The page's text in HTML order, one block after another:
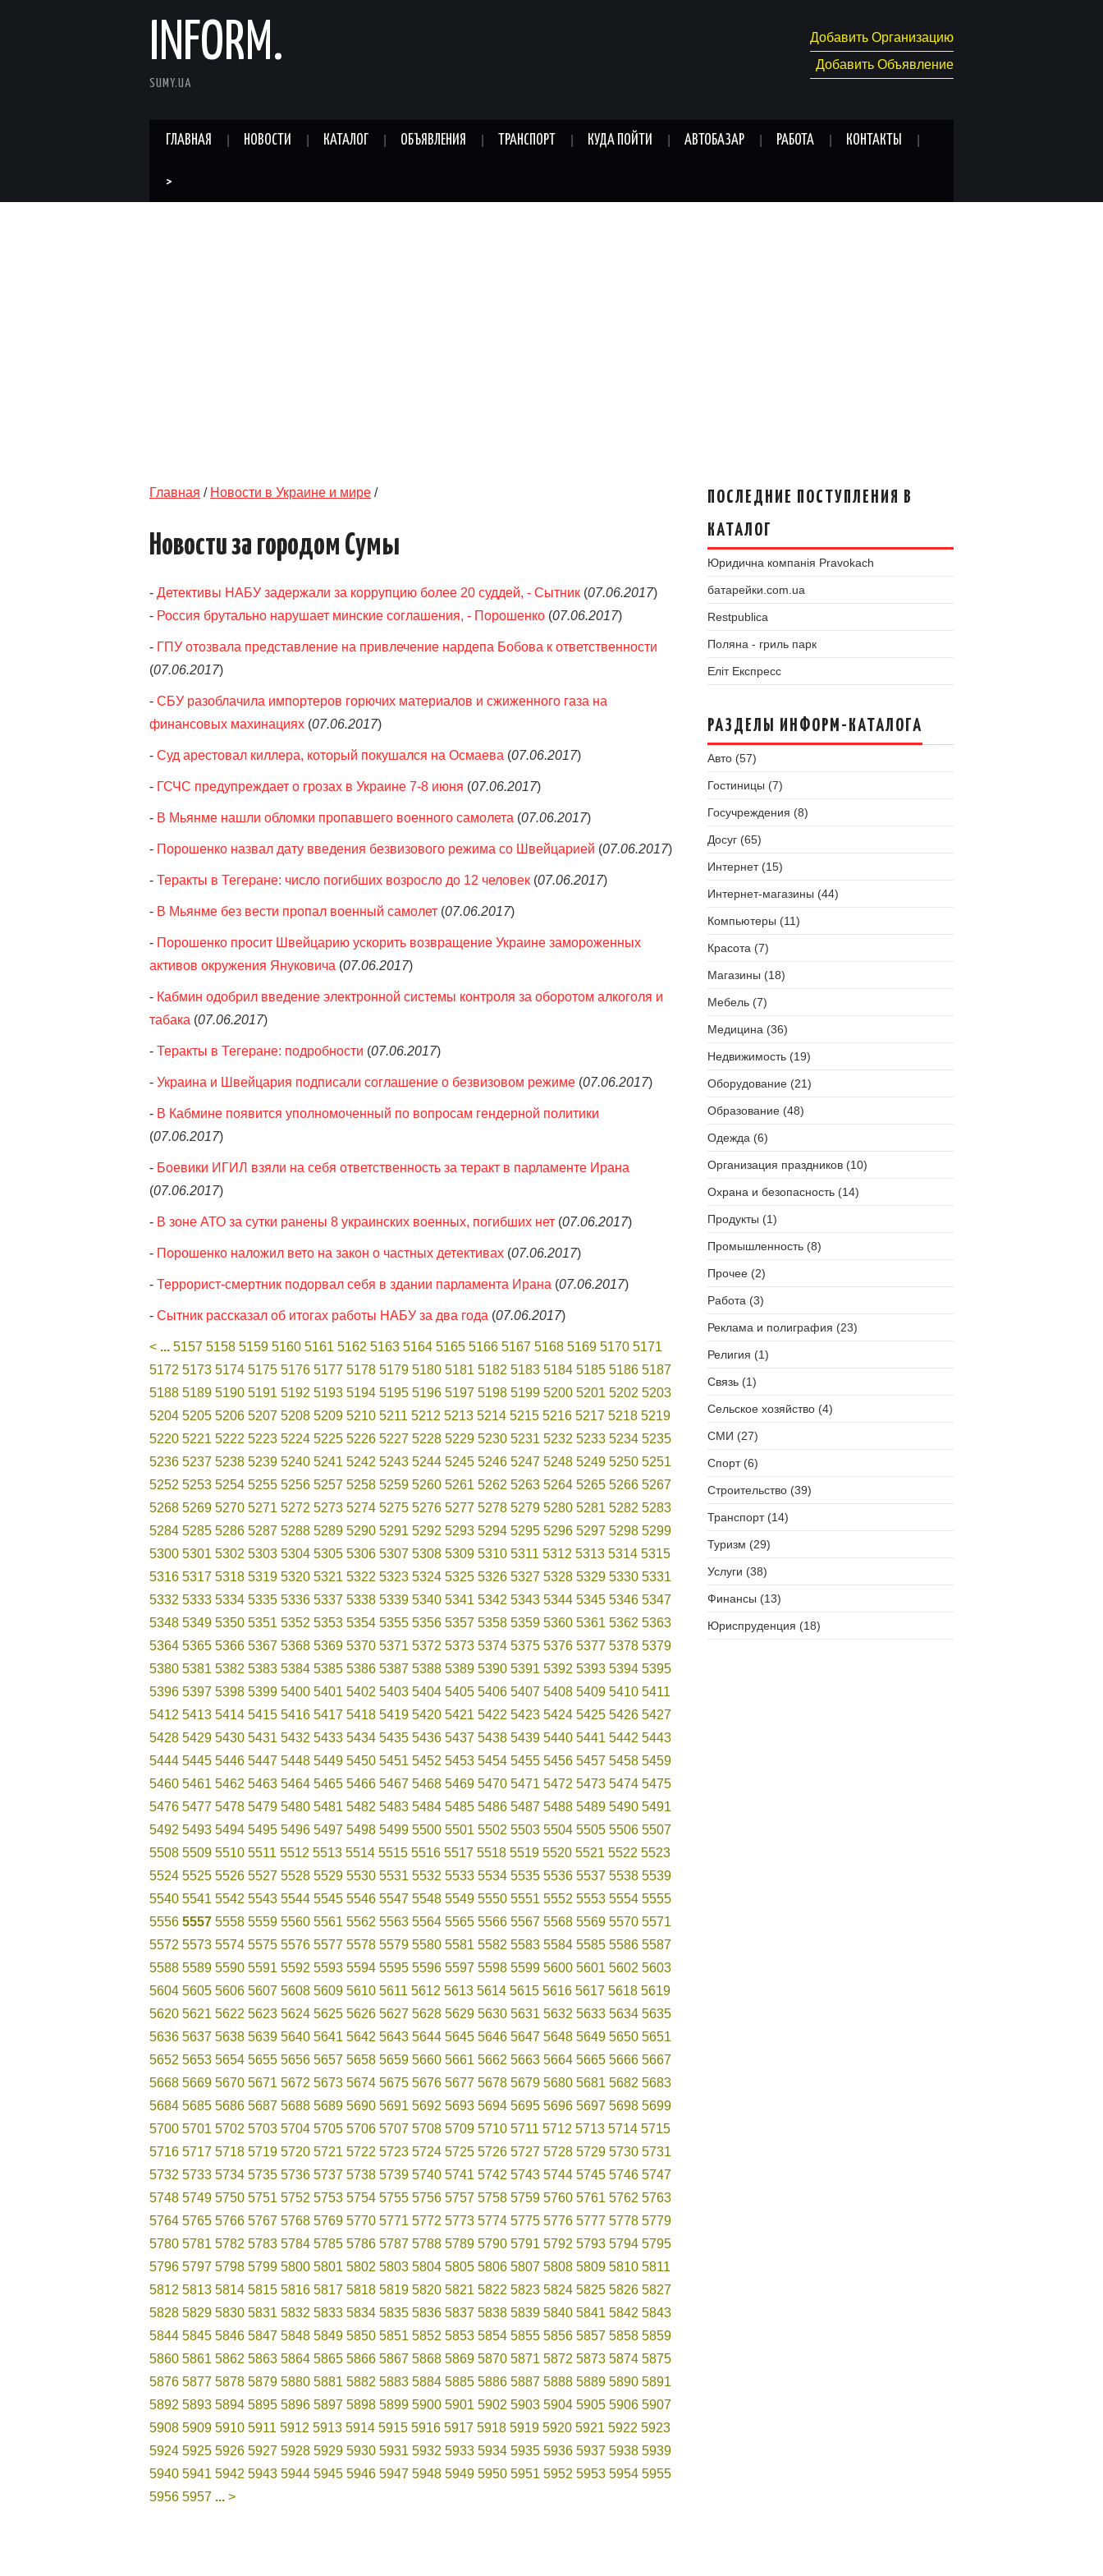
INFORM.
SUMY.UA
Добавить Организацию
Добавить Объявление
ГЛАВНАЯ НОВОСТИ КАТАЛОГ ОБЪЯВЛЕНИЯ ТРАНСПОРТ КУДА ПОЙТИ АВТОБАЗАР РАБОТА КОНТАКТЫ
>
Главная / Новости в Украине и мире /
Новости за городом Сумы
- Детективы НАБУ задержали за коррупцию более 20 суддей, - Сытник (07.06.2017)
- Россия брутально нарушает минские соглашения, - Порошенко (07.06.2017)
- ГПУ отозвала представление на привлечение нардепа Бобова к ответственности
(07.06.2017)
- СБУ разоблачила импортеров горючих материалов и сжиженного газа на
финансовых махинациях (07.06.2017)
- Суд арестовал киллера, который покушался на Осмаева (07.06.2017)
- ГСЧС предупреждает о грозах в Украине 7-8 июня (07.06.2017)
- В Мьянме нашли обломки пропавшего военного самолета (07.06.2017)
- Порошенко назвал дату введения безвизового режима со Швейцарией (07.06.2017)
- Теракты в Тегеране: число погибших возросло до 12 человек (07.06.2017)
- В Мьянме без вести пропал военный самолет (07.06.2017)
- Порошенко просит Швейцарию ускорить возвращение Украине замороженных
активов окружения Януковича (07.06.2017)
- Кабмин одобрил введение электронной системы контроля за оборотом алкоголя и
табака (07.06.2017)
- Теракты в Тегеране: подробности (07.06.2017)
- Украина и Швейцария подписали соглашение о безвизовом режиме (07.06.2017)
- В Кабмине появится уполномоченный по вопросам гендерной политики
(07.06.2017)
- Боевики ИГИЛ взяли на себя ответственность за теракт в парламенте Ирана
(07.06.2017)
- В зоне АТО за сутки ранены 8 украинских военных, погибших нет (07.06.2017)
- Порошенко наложил вето на закон о частных детективах (07.06.2017)
- Террорист-смертник подорвал себя в здании парламента Ирана (07.06.2017)
- Сытник рассказал об итогах работы НАБУ за два года (07.06.2017)
< ... 5157 5158 5159 5160 5161 5162 5163 5164 5165 5166 5167 5168 5169 5170 5171
5172 5173 5174 5175 5176 5177 5178 5179 5180 5181 5182 5183 5184 5185 5186 5187
5188 5189 5190 5191 5192 5193 5194 5195 5196 5197 5198 5199 5200 5201 5202 5203
5204 5205 5206 5207 5208 5209 5210 5211 5212 5213 5214 5215 5216 5217 5218 5219
5220 5221 5222 5223 5224 5225 5226 5227 5228 5229 5230 5231 5232 5233 5234 5235
5236 5237 5238 5239 5240 5241 5242 5243 5244 5245 5246 5247 5248 5249 5250 5251
5252 5253 5254 5255 5256 5257 5258 5259 5260 5261 5262 5263 5264 5265 5266 5267
5268 5269 5270 5271 5272 5273 5274 5275 5276 5277 5278 5279 5280 5281 5282 5283
5284 5285 5286 5287 5288 5289 5290 5291 5292 5293 5294 5295 5296 5297 5298 5299
5300 5301 5302 5303 5304 5305 5306 5307 5308 5309 5310 5311 5312 5313 5314 5315
5316 5317 5318 5319 5320 5321 5322 5323 5324 5325 5326 5327 5328 5329 5330 5331
5332 5333 5334 5335 5336 5337 5338 5339 5340 5341 5342 5343 5344 5345 5346 5347
5348 5349 5350 5351 5352 5353 5354 5355 5356 5357 5358 5359 5360 5361 5362 5363
5364 5365 5366 5367 5368 5369 5370 5371 5372 5373 5374 5375 5376 5377 5378 5379
5380 5381 5382 5383 5384 5385 5386 5387 5388 5389 5390 5391 5392 5393 5394 5395
5396 5397 5398 5399 5400 5401 5402 5403 5404 5405 5406 5407 5408 5409 5410 5411
5412 5413 5414 5415 5416 5417 5418 5419 5420 5421 5422 5423 5424 5425 5426 5427
5428 5429 5430 5431 5432 5433 5434 5435 5436 5437 5438 5439 5440 5441 5442 5443
5444 5445 5446 5447 5448 5449 5450 5451 5452 5453 5454 5455 5456 5457 5458 5459
5460 5461 5462 5463 5464 5465 5466 5467 5468 5469 5470 5471 5472 5473 5474 5475
5476 5477 5478 5479 5480 5481 5482 5483 5484 5485 5486 5487 5488 5489 5490 5491
5492 5493 5494 5495 5496 5497 5498 5499 5500 5501 5502 5503 5504 5505 5506 5507
5508 5509 5510 5511 5512 5513 5514 5515 5516 5517 5518 5519 5520 5521 5522 5523
5524 5525 5526 5527 5528 5529 5530 5531 5532 5533 5534 5535 5536 5537 5538 5539
5540 5541 5542 5543 5544 5545 5546 5547 5548 5549 5550 5551 5552 5553 5554 5555
5556 5557 5558 5559 5560 5561 5562 5563 5564 5565 5566 5567 5568 5569 5570 5571
5572 5573 5574 5575 5576 5577 5578 5579 5580 5581 5582 5583 5584 5585 5586 5587
5588 5589 5590 5591 5592 5593 5594 5595 5596 5597 5598 5599 5600 5601 5602 5603
5604 5605 5606 5607 5608 5609 5610 5611 5612 5613 5614 5615 5616 5617 5618 5619
5620 5621 5622 5623 5624 5625 5626 5627 5628 5629 5630 5631 5632 5633 5634 5635
5636 5637 5638 5639 5640 5641 5642 5643 5644 5645 5646 5647 5648 5649 5650 5651
5652 5653 5654 5655 5656 5657 5658 5659 5660 5661 5662 5663 5664 5665 5666 5667
5668 5669 5670 5671 5672 5673 5674 5675 5676 5677 5678 5679 5680 5681 5682 5683
5684 5685 5686 5687 5688 5689 5690 5691 5692 5693 5694 5695 5696 5697 5698 5699
5700 5701 5702 5703 5704 5705 5706 5707 5708 5709 5710 5711 5712 5713 5714 5715
5716 5717 5718 5719 5720 5721 5722 5723 5724 5725 5726 5727 5728 5729 5730 5731
5732 5733 5734 5735 5736 5737 5738 5739 5740 5741 5742 5743 5744 5745 5746 5747
5748 5749 5750 5751 5752 5753 5754 5755 5756 5757 5758 5759 5760 5761 5762 5763
5764 5765 5766 5767 5768 5769 5770 5771 5772 5773 5774 5775 5776 5777 5778 5779
5780 5781 5782 5783 5784 5785 5786 5787 5788 5789 5790 5791 5792 5793 5794 5795
5796 5797 5798 5799 5800 5801 5802 5803 5804 5805 5806 5807 5808 5809 5810 5811
5812 5813 5814 5815 5816 5817 5818 5819 5820 5821 5822 5823 5824 5825 5826 5827
5828 5829 5830 5831 5832 5833 5834 5835 5836 5837 5838 5839 5840 5841 5842 5843
5844 5845 5846 5847 5848 5849 5850 5851 5852 5853 5854 5855 5856 5857 5858 5859
5860 5861 5862 5863 5864 5865 5866 5867 5868 5869 5870 5871 5872 5873 5874 5875
5876 5877 5878 5879 5880 5881 5882 5883 5884 5885 5886 5887 5888 5889 5890 5891
5892 5893 5894 5895 5896 5897 5898 5899 5900 5901 5902 5903 5904 5905 5906 5907
5908 5909 5910 5911 5912 5913 5914 5915 5916 5917 5918 5919 5920 5921 5922 5923
5924 5925 5926 5927 5928 5929 5930 5931 5932 5933 5934 5935 5936 5937 5938 5939
5940 5941 5942 5943 5944 5945 5946 5947 5948 5949 5950 5951 5952 5953 5954 5955
5956 5957 ... >
ПОСЛЕДНИЕ ПОСТУПЛЕНИЯ В
КАТАЛОГ
Юридична компанія Pravokach
батарейки.com.ua
Restpublica
Поляна - гриль парк
Еліт Експресс
РАЗДЕЛЫ ИНФОРМ-КАТАЛОГА
Авто (57)
Гостиницы (7)
Госучреждения (8)
Досуг (65)
Интернет (15)
Интернет-магазины (44)
Компьютеры (11)
Красота (7)
Магазины (18)
Мебель (7)
Медицина (36)
Недвижимость (19)
Оборудование (21)
Образование (48)
Одежда (6)
Организация праздников (10)
Охрана и безопасность (14)
Продукты (1)
Промышленность (8)
Прочее (2)
Работа (3)
Реклама и полиграфия (23)
Религия (1)
Связь (1)
Сельское хозяйство (4)
СМИ (27)
Спорт (6)
Строительство (39)
Транспорт (14)
Туризм (29)
Услуги (38)
Финансы (13)
Юриспруденция (18)